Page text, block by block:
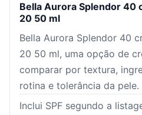
Bella Aurora Splendor 40
20 50 ml
Bella Aurora Splendor 40
20 50 ml, uma opção de
comparar por textura,
rotina e tolerância da pele.
Inclui SPF segundo a